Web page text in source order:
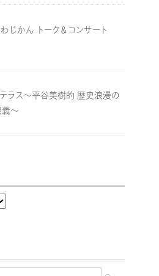
じかん トーク＆コンサート
テラス～平谷美樹的 歴史浪漫の
～